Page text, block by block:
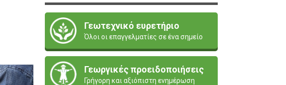
Γεωτεχνικό ευρετήριο
Όλοι οι επαγγελματίες σε ένα σημείο
Γεωργικές προειδοποιήσεις
Γρήγορη και αξιόπιστη ενημέρωση